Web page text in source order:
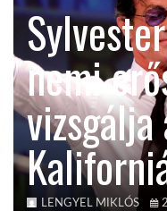
KÖZEL-KELET
AUSZTRÁLIA
A VILÁG ITTHON
nemi
vizsgálja
LENGYEL MIKLÓS